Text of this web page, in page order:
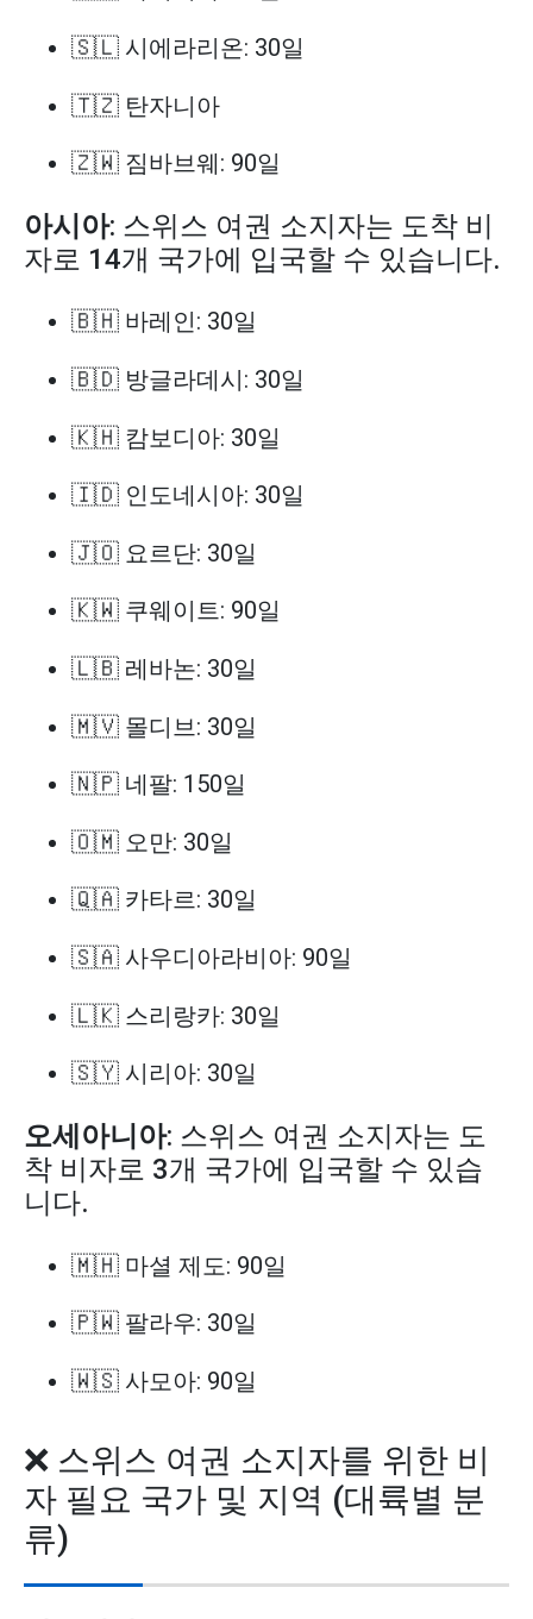
🇸🇱 시에라리온: 30일
🇹🇿 탄자니아
🇿🇼 짐바브웨: 90일
아시아: 스위스 여권 소지자는 도착 비
자로 14개 국가에 입국할 수 있습니다.
🇧🇭 바레인: 30일
🇧🇩 방글라데시: 30일
🇰🇭 캄보디아: 30일
🇮🇩 인도네시아: 30일
🇯🇴 요르단: 30일
🇰🇼 쿠웨이트: 90일
🇱🇧 레바논: 30일
🇲🇻 몰디브: 30일
🇳🇵 네팔: 150일
🇴🇲 오만: 30일
🇶🇦 카타르: 30일
🇸🇦 사우디아라비아: 90일
🇱🇰 스리랑카: 30일
🇸🇾 시리아: 30일
오세아니아: 스위스 여권 소지자는 도
착 비자로 3개 국가에 입국할 수 있습
니다.
🇲🇭 마셜 제도: 90일
🇵🇼 팔라우: 30일
🇼🇸 사모아: 90일
❌ 스위스 여권 소지자를 위한 비
자 필요 국가 및 지역 (대륙별 분
류)